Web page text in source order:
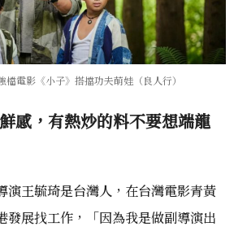
檔電影《小子》搭擋功夫萌娃（良人行）
感，有熱炒的料不要想端龍
演王毓琦是台灣人，在台灣電影青黃
發展找工作，「因為我是做副導演出